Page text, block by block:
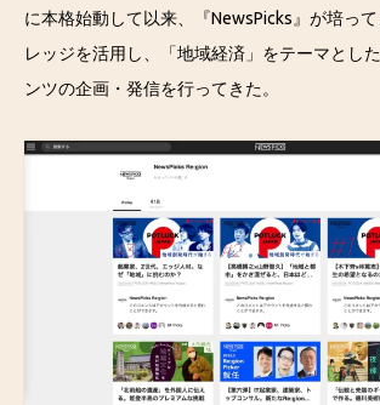
に本格始動して以来、『NewsPicks』が培っ
レッジを活用し、「地域経済」をテーマとし
ンツの企画・発信を行ってきた。